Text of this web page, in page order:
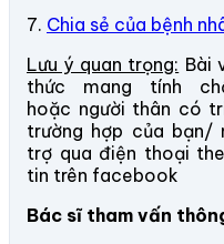
7. Chia sẻ của bệnh
Lưu ý quan trọng: Bài
thức mang tính
hoặc người thân có
trường hợp của bạn/
trợ qua điện thoại
tin trên facebook
Bác sĩ tham vấn